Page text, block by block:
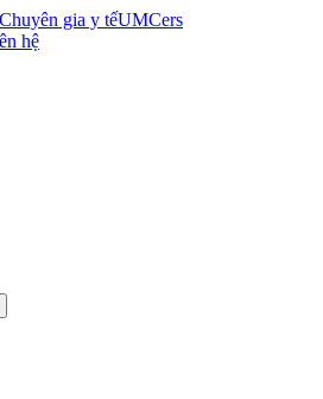
Chuyên gia y tếUMCers
hệ